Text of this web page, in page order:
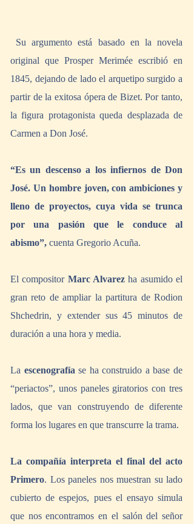
original que Prosper Merimée escribió en
1845, dejando de lado el arquetipo surgido a
partir de la exitosa ópera de Bizet. Por tanto,
la figura protagonista queda desplazada de
Carmen a Don José.
“Es un descenso a los infiernos de Don
José. Un hombre joven, con ambiciones y
lleno de proyectos, cuya vida se trunca
por una pasión que le conduce al
abismo”, cuenta Gregorio Acuña.
El compositor Marc Alvarez ha asumido el
gran reto de ampliar la partitura de Rodion
Shchedrin, y extender sus 45 minutos de
duración a una hora y media.
La escenografía se ha construido a base de
“periactos”, unos paneles giratorios con tres
lados, que van construyendo de diferente
forma los lugares en que transcurre la trama.
La compañía interpreta el final del acto
Primero. Los paneles nos muestran su lado
cubierto de espejos, pues el ensayo simula
que nos encontramos en el salón del señor